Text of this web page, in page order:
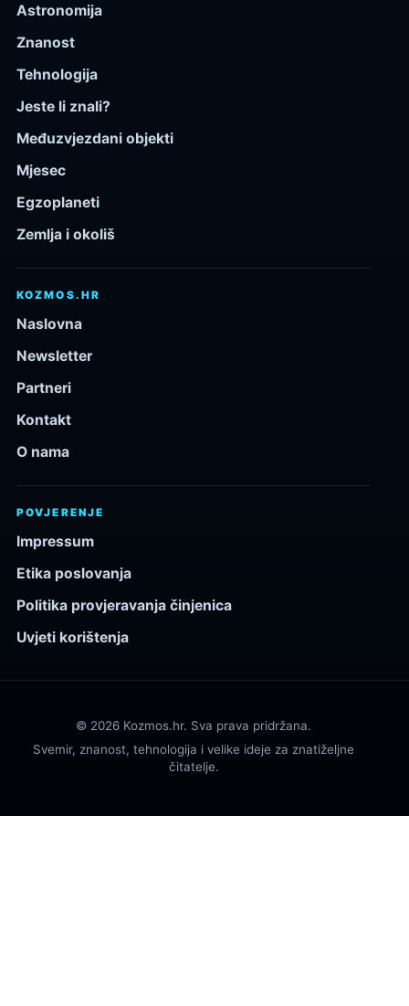
Astronomija
Znanost
Tehnologija
Jeste li znali?
Međuzvjezdani objekti
Mjesec
Egzoplaneti
Zemlja i okoliš
KOZMOS.HR
Naslovna
Newsletter
Partneri
Kontakt
O nama
POVJERENJE
Impressum
Etika poslovanja
Politika provjeravanja činjenica
Uvjeti korištenja
© 2026 Kozmos.hr. Sva prava pridržana.
Svemir, znanost, tehnologija i velike ideje za znatiželjne
čitatelje.